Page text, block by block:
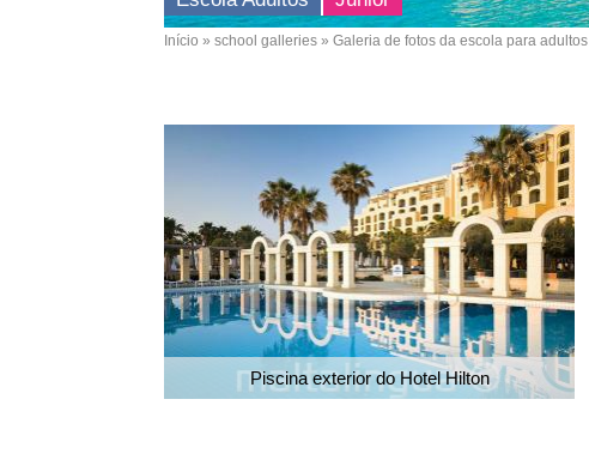
Início school galleries Galeria de fotos da escola para adultos
Piscina exterior do Hotel Hilton